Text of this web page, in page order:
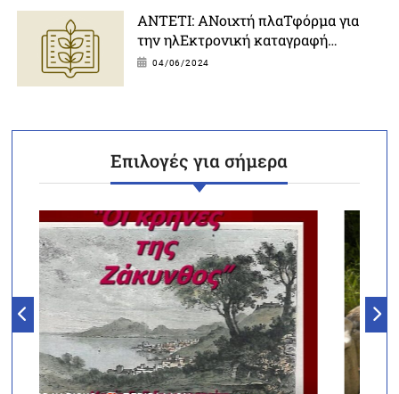
ΑΝΤΕΤΙ: ΑΝοιχτή πλαΤφόρμα για
την ηλΕκτρονική καταγραφή
φυσικής και πολιΤισμικής
04/06/2024
Επιλογές για σήμερα